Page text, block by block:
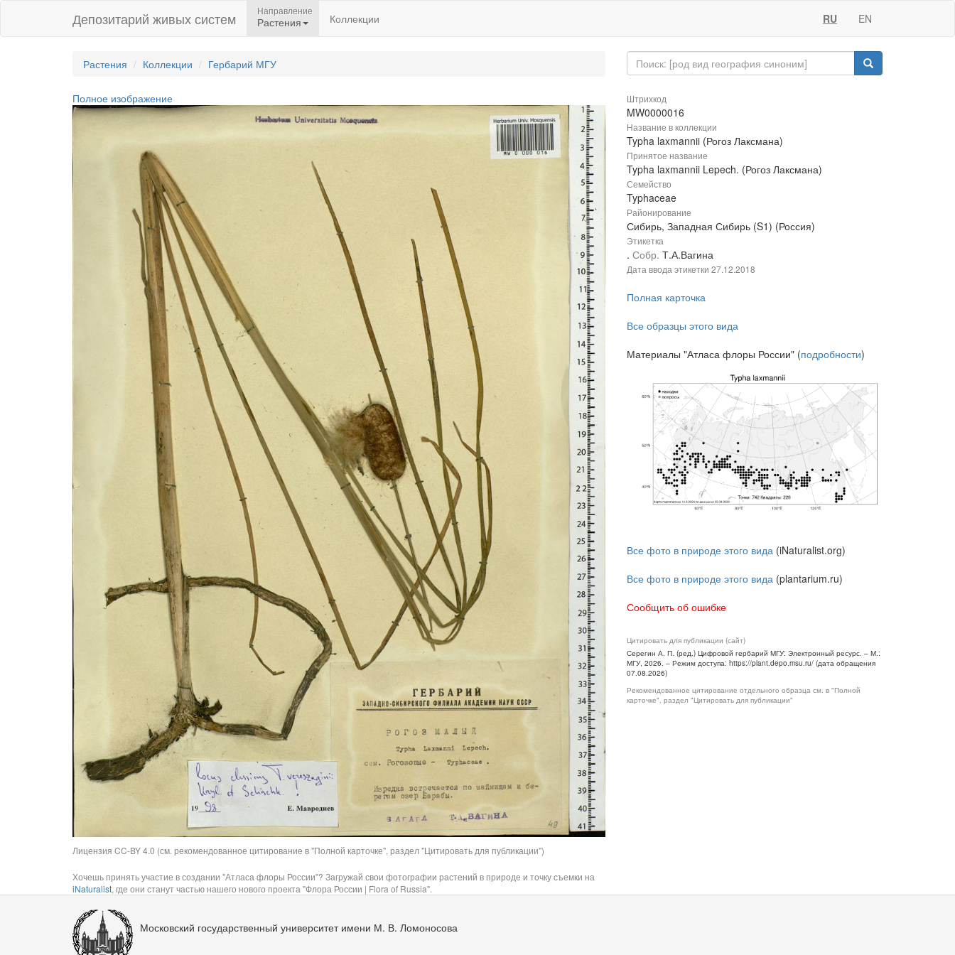
Депозитарий живых систем Направление
Растения Коллекции RU EN
Растения Коллекции Гербарий МГУ
Полное изображение
Лицензия CC-BY 4.0 (см. рекомендованное цитирование в "Полной карточке", раздел "Цитировать для публикации")
Хочешь принять участие в создании "Атласа флоры России"? Загружай свои фотографии растений в природе и точку съемки на
iNaturalist, где они станут частью нашего нового проекта "Флора России | Flora of Russia".
Штрихкод
MW0000016
Название в коллекции
Typha laxmannii (Рогоз Лаксмана)
Принятое название
Typha laxmannii Lepech. (Рогоз Лаксмана)
Семейство
Typhaceae
Районирование
Сибирь, Западная Сибирь (S1) (Россия)
Этикетка
. Собр. Т.А.Вагина
Дата ввода этикетки 27.12.2018
Полная карточка
Все образцы этого вида
Материалы "Атласа флоры России" (подробности)
Все фото в природе этого вида (iNaturalist.org)
Все фото в природе этого вида (plantarium.ru)
Сообщить об ошибке
Цитировать для публикации (сайт)
Серегин А. П. (ред.) Цифровой гербарий МГУ: Электронный ресурс. – М.:
МГУ, 2026. – Режим доступа: https://plant.depo.msu.ru/ (дата обращения
07.08.2026)
Рекомендованное цитирование отдельного образца см. в "Полной
карточке", раздел "Цитировать для публикации"
Московский государственный университет имени М. В. Ломоносова